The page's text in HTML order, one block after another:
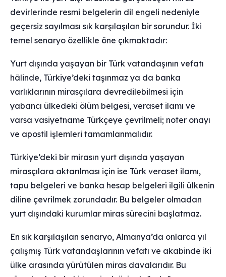
devirlerinde resmi belgelerin dil engeli nedeniyle
geçersiz sayılması sık karşılaşılan bir sorundur. İki
temel senaryo özellikle öne çıkmaktadır:
Yurt dışında yaşayan bir Türk vatandaşının vefatı
hâlinde, Türkiye’deki taşınmaz ya da banka
varlıklarının mirasçılara devredilebilmesi için
yabancı ülkedeki ölüm belgesi, veraset ilamı ve
varsa vasiyetname Türkçeye çevrilmeli; noter onayı
ve apostil işlemleri tamamlanmalıdır.
Türkiye’deki bir mirasın yurt dışında yaşayan
mirasçılara aktarılması için ise Türk veraset ilamı,
tapu belgeleri ve banka hesap belgeleri ilgili ülkenin
diline çevrilmek zorundadır. Bu belgeler olmadan
yurt dışındaki kurumlar miras sürecini başlatmaz.
En sık karşılaşılan senaryo, Almanya’da onlarca yıl
çalışmış Türk vatandaşlarının vefatı ve akabinde iki
ülke arasında yürütülen miras davalarıdır. Bu